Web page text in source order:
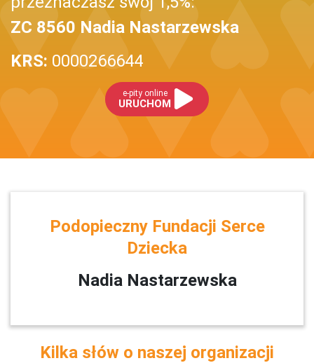
ZC 8560 Nadia Nastarzewska
KRS: 0000266644
e-pity online
URUCHOM
Podopieczny Fundacji Serce
Dziecka
Nadia Nastarzewska
Kilka słów o naszej organizacji